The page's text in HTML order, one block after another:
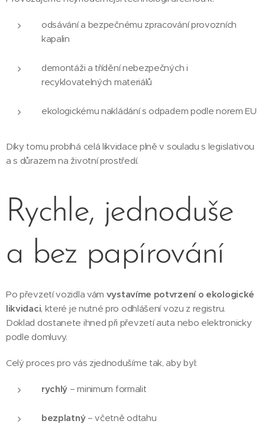
odsávání a bezpečnému zpracování provozních
kapalin
demontáži a třídění nebezpečných i
recyklovatelných materiálů
ekologickému nakládání s odpadem podle norem EU
Díky tomu probíhá celá likvidace plně v souladu s legislativou
a s důrazem na životní prostředí.
Rychle, jednoduše
a bez papírování
Po převzetí vozidla vám vystavíme potvrzení o ekologické
likvidaci, které je nutné pro odhlášení vozu z registru.
Doklad dostanete ihned při převzetí auta nebo elektronicky
podle domluvy.
Celý proces pro vás zjednodušíme tak, aby byl:
rychlý – minimum formalit
bezplatný– včetně odtahu